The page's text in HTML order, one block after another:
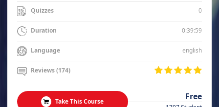
Quizzes 0
Duration 0:39:59
Language english
Reviews (174)
Take This Course Free